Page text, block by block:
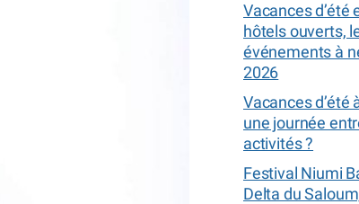
Vacances d’été
hôtels ouverts,
événements à
2026
Vacances d’été
une journée
activités ?
Festival Niumi
Delta du